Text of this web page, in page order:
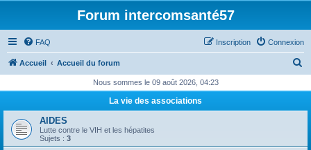
Forum intercomsanté57
FAQ Connexion
Inscription
Accueil Accueil du forum
h
r
Nous sommes le 09 août 2026, 04:23
La vie des associations
AIDES
Lutte contre le VIH et les hépatites
Sujets : 3